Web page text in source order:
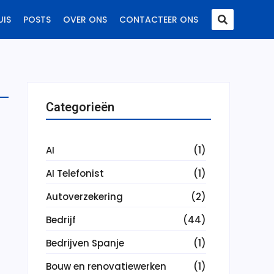
POSTS OVER ONS CONTACTEER ONS
Categorieën
AI
(1)
AI Telefonist
(1)
Autoverzekering
(2)
Bedrijf
(44)
Bedrijven Spanje
(1)
Bouw en renovatiewerken
(1)